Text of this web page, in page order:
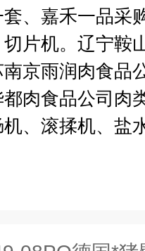
、嘉禾一品采
片机。辽宁鞍
京雨润肉食品
肉食品公司肉
、滚揉机、盐